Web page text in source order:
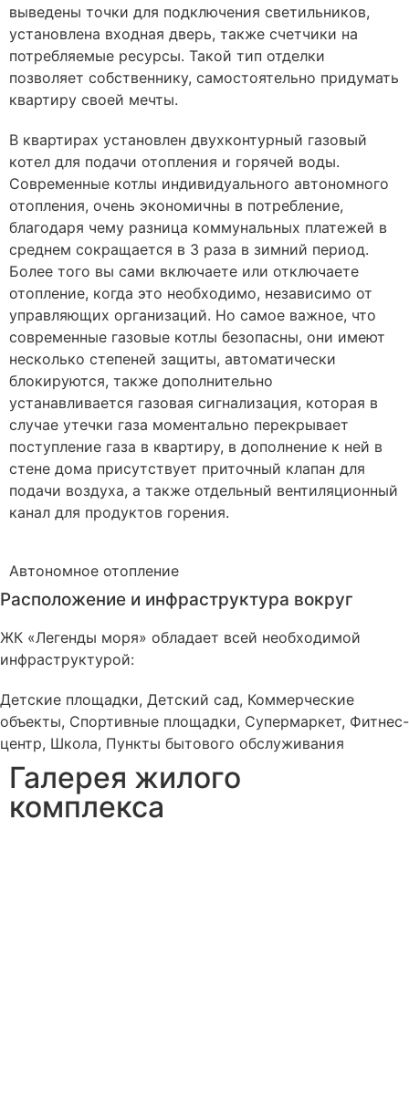
Автономное отопление
выведены точки для подключения светильников,
установлена входная дверь, также счетчики на
потребляемые ресурсы. Такой тип отделки
позволяет собственнику, самостоятельно придумать
квартиру своей мечты.
В квартирах установлен двухконтурный газовый
котел для подачи отопления и горячей воды.
Современные котлы индивидуального автономного
отопления, очень экономичны в потребление,
благодаря чему разница коммунальных платежей в
среднем сокращается в 3 раза в зимний период.
Более того вы сами включаете или отключаете
отопление, когда это необходимо, независимо от
управляющих организаций. Но самое важное, что
современные газовые котлы безопасны, они имеют
несколько степеней защиты, автоматически
блокируются, также дополнительно
устанавливается газовая сигнализация, которая в
случае утечки газа моментально перекрывает
поступление газа в квартиру, в дополнение к ней в
стене дома присутствует приточный клапан для
подачи воздуха, а также отдельный вентиляционный
канал для продуктов горения.
Расположение и инфраструктура вокруг
ЖК «Легенды моря» обладает всей необходимой
инфраструктурой:
Детские площадки, Детский сад, Коммерческие
объекты, Спортивные площадки, Супермаркет, Фитнес-
центр, Школа, Пункты бытового обслуживания
Галерея жилого
комплекса